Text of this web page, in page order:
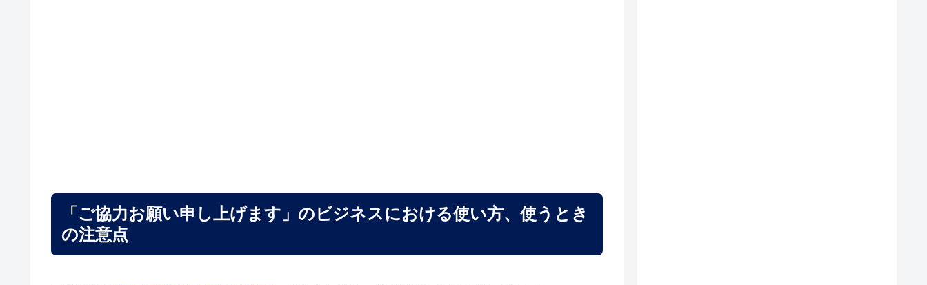
「ご協力お願い申し上げます」のビジネスにおける使い方、使うとき
の注意点